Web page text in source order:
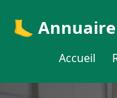
🦶
Accueil